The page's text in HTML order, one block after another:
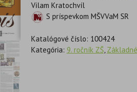
Vilam Kratochvíl
S príspevkom MŠVVaM SR
Katalógové číslo: 100424
Kategória: 9. ročník ZŠ,